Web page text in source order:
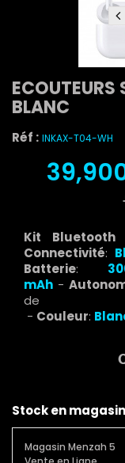
BLANC
Réf : INKAX-T04-WH
Kit Bluetooth
Connectivité:
Batterie:
mAh -
de
- Couleur:
Stock en
Magasin Menzah 5